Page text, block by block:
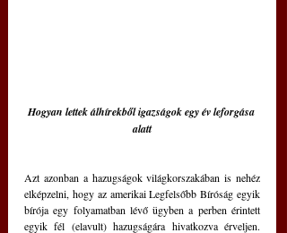
Hogyan lettek álhírekből igazságok egy év leforgása
alatt
Azt azonban a hazugságok világkorszakában is nehéz
elképzelni, hogy az amerikai Legfelsőbb Bíróság egyik
bírója egy folyamatban lévő ügyben a perben érintett